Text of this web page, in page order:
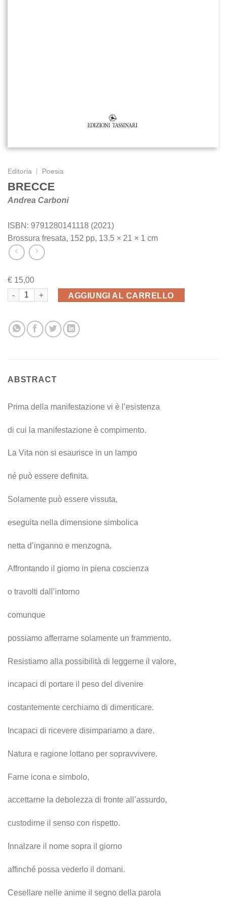
Editoria Poesia
BRECCE
Andrea Carboni
ISBN: 9791280141118 (2021)
Brossura fresata, 152 pp, 13.5 × 21 × 1 cm
€ 15,00
BRECCE quantità AGGIUNGI AL CARRELLO
ABSTRACT
Prima della manifestazione vi è l’esistenza
di cui la manifestazione è compimento.
La Vita non si esaurisce in un lampo
né può essere definita.
Solamente può essere vissuta,
eseguita nella dimensione simbolica
netta d’inganno e menzogna.
Affrontando il giorno in piena coscienza
o travolti dall’intorno
comunque
possiamo afferrarne solamente un frammento.
Resistiamo alla possibilità di leggerne il valore,
incapaci di portare il peso del divenire
costantemente cerchiamo di dimenticare.
Incapaci di ricevere disimpariamo a dare.
Natura e ragione lottano per sopravvivere.
Farne icona e simbolo,
accettarne la debolezza di fronte all’assurdo,
custodirne il senso con rispetto.
Innalzare il nome sopra il giorno
affinché possa vederlo il domani.
Cesellare nelle anime il segno della parola